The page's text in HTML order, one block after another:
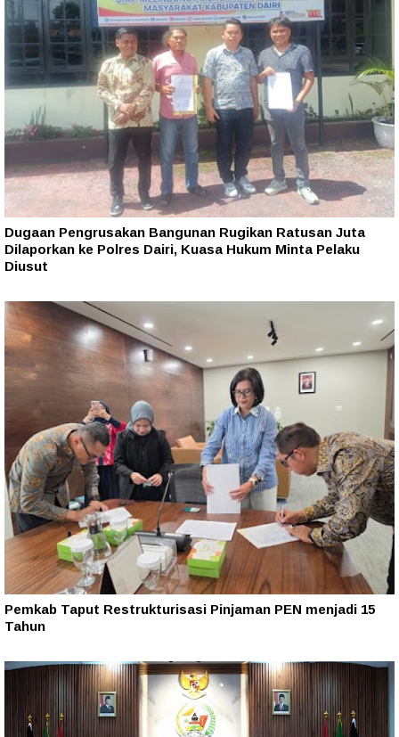
Dugaan Pengrusakan Bangunan Rugikan Ratusan Juta
Dilaporkan ke Polres Dairi, Kuasa Hukum Minta Pelaku
Diusut
Pemkab Taput Restrukturisasi Pinjaman PEN menjadi 15
Tahun‎